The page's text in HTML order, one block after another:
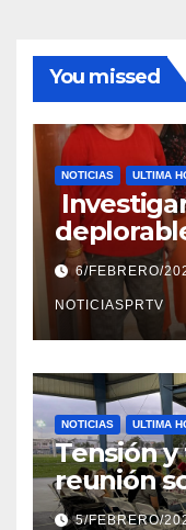
You missed
NOTICIAS ULTIMA
el
en6/FEBRERO/
NOTICIASPRTV
NOTICIAS ULTIMA
Tensión
reunión
Reparto
5/FEBRERO/